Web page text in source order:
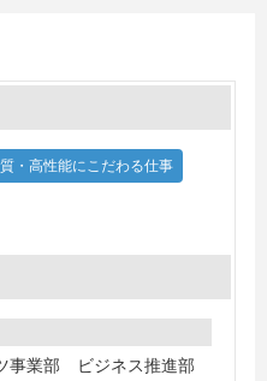
・高性能にこだわる仕事
事業部 ビジネス推進部